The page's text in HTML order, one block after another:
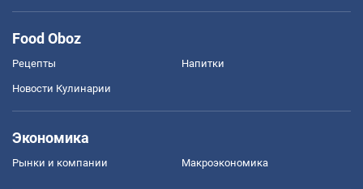
Food Oboz
Рецепты Напитки
Новости Кулинарии
Экономика
Рынки и компании Mакроэкономика